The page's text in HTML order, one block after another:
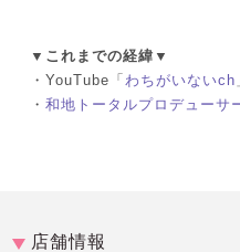
▼これまでの経緯▼
・YouTube「 わちがいないch
・ 和地トータルプロデューサ
店舗情報